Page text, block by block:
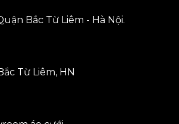
Bắc Từ Liêm - Hà Nội.
Từ Liêm, HN